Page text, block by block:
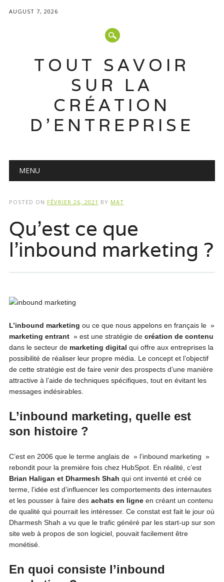
AUGUST 7, 2026
TOUT SAVOIR
SUR LA
CRÉATION
D'ENTREPRISE
Main menu
MENU
POSTED ON FÉVRIER 26, 2021 BY MAT
Qu’est ce que
l’inbound marketing ?
L’inbound marketing ou ce que nous appelons en français le »
marketing entrant » est une stratégie de création de contenu
dans le secteur de marketing digital qui offre aux entreprises la
possibilité de réaliser leur propre média. Le concept et l’objectif
de cette stratégie est de faire venir des prospects d’une manière
attractive à l’aide de techniques spécifiques, tout en évitant les
messages indésirables.
L’inbound marketing, quelle est
son histoire ?
C’est en 2006 que le terme anglais de » l’inbound marketing »
rebondit pour la première fois chez HubSpot. En réalité, c’est
Brian Haligan et Dharmesh Shah qui ont inventé et créé ce
terme, l’idée est d’influencer les comportements des internautes
et les pousser à faire des achats en ligneen créant un contenu
de qualité qui pourrait les intéresser. Ce constat est fait le jour où
Dharmesh Shah a vu que le trafic généré par les start-up sur son
site web à propos de son logiciel, pouvait facilement être
monétisé.
En quoi consiste l’inbound